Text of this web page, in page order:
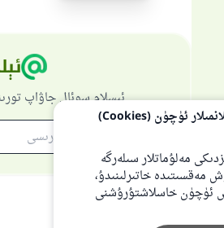
ئىسلام سوئال جاۋاپ
تور بېكىتىمىز ھۆججەت -ساقلانمىلار ئۈچۈن (Cookies)
مەلۇماتلار سىلەرگە
خاتىرلىنىدۇ،
ئۈچۈن خاسلاشتۇرۇشنى